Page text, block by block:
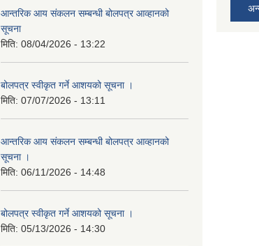
आन्तरिक आय संकलन सम्बन्धी बोलपत्र आव्हानको
सूचना
मिति: 08/04/2026 - 13:22
बोलपत्र स्वीकृत गर्ने आशयको सूचना ।
मिति: 07/07/2026 - 13:11
आन्तरिक आय संकलन सम्बन्धी बोलपत्र आव्हानको
सूचना ।
मिति: 06/11/2026 - 14:48
बोलपत्र स्वीकृत गर्ने आशयको सूचना ।
मिति: 05/13/2026 - 14:30